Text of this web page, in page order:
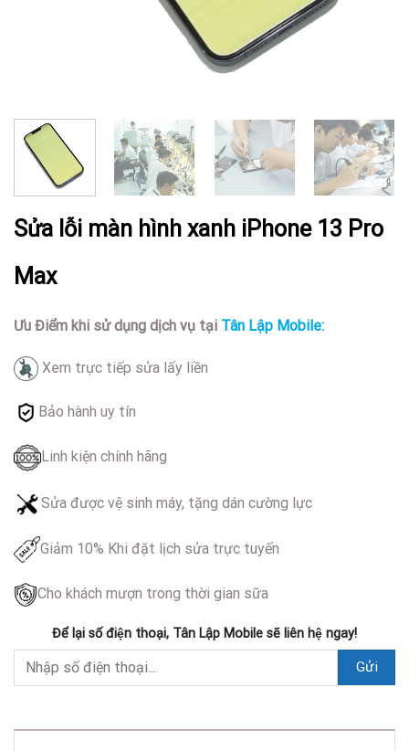
Sửa lỗi màn hình xanh iPhone 13 Pro
Max
Ưu Điểm khi sử dụng dịch vụ tại Tân Lập Mobile:
Xem trực tiếp sửa lấy liền
Bảo hành uy tín
Linh kiện chính hãng
Sửa được vệ sinh máy, tặng dán cường lực
Giảm 10% Khi đặt lịch sửa trực tuyến
Cho khách mượn trong thời gian sữa
Để lại số điện thoại, Tân Lập Mobile sẽ liên hệ ngay!